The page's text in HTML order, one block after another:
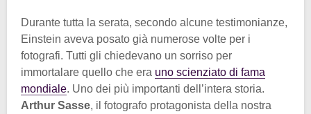
Durante tutta la serata, secondo alcune testimonianze,
Einstein aveva posato già numerose volte per i
fotografi. Tutti gli chiedevano un sorriso per
immortalare quello che era uno scienziato di fama
mondiale. Uno dei più importanti dell’intera storia.
Arthur Sasse, il fotografo protagonista della nostra